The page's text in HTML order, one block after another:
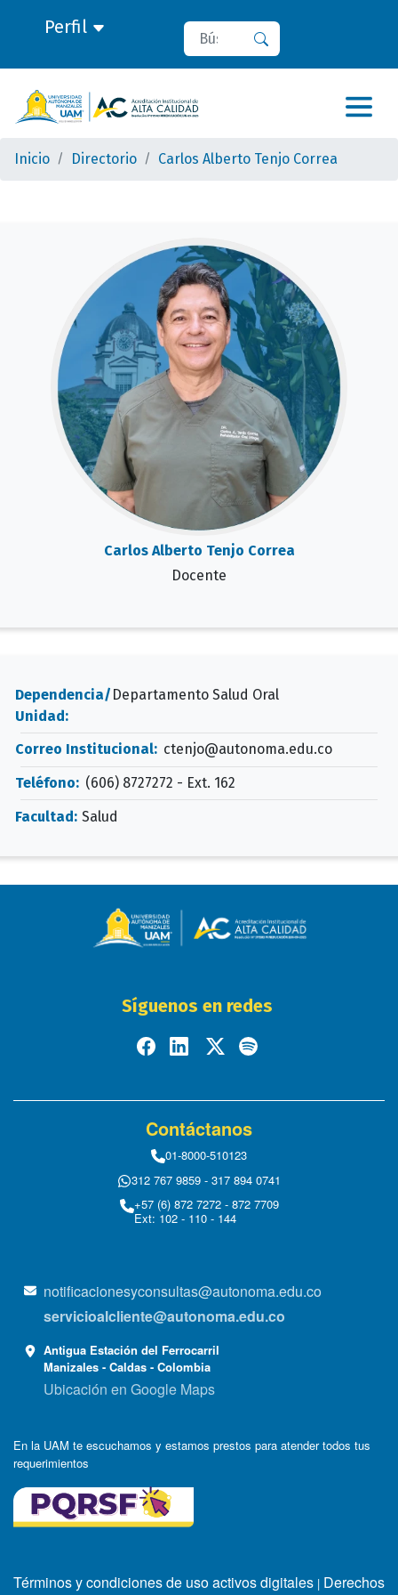
Perfil Buscar
Inicio Directorio Carlos Alberto Tenjo Correa
Carlos Alberto Tenjo Correa
Docente
Dependencia/
Unidad:
Departamento Salud Oral
Correo Institucional: ctenjo@autonoma.edu.co
Teléfono: (606) 8727272 - Ext. 162
Facultad: Salud
Síguenos en redes
Contáctanos
01-8000-510123
312 767 9859 - 317 894 0741
+57 (6) 872 7272 - 872 7709
Ext: 102 - 110 - 144
notificacionesyconsultas@autonoma.edu.co
servicioalcliente@autonoma.edu.co
Antigua Estación del Ferrocarril
Manizales - Caldas - Colombia
Ubicación en Google Maps
En la UAM te escuchamos y estamos prestos para atender todos tus
requerimientos
Términos y condiciones de uso activos digitales | Derechos